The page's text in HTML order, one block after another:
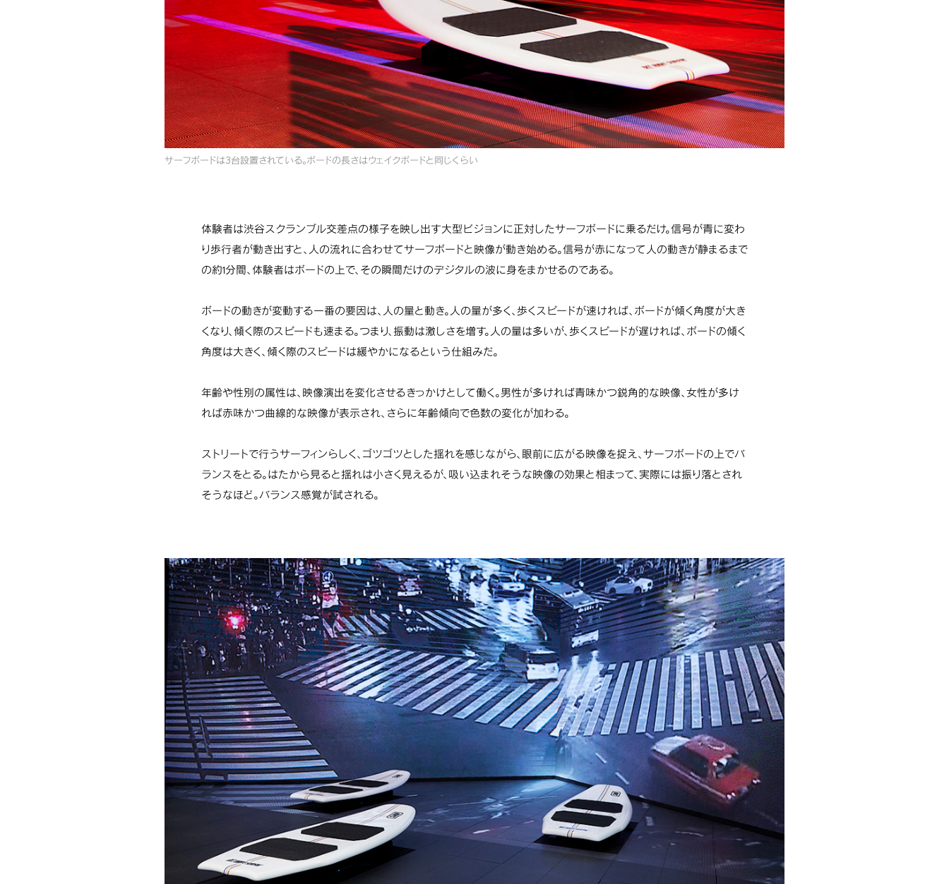
サーフボードは3台設置されている。ボードの長さはウェイクボードと同じくらい
体験者は渋谷スクランブル交差点の様子を映し出す大型ビジョンに正対したサーフボードに乗るだけ。信号が青に変わ
り歩行者が動き出すと、人の流れに合わせてサーフボードと映像が動き始める。信号が赤になって人の動きが静まるまで
の約1分間、体験者はボードの上で、その瞬間だけのデジタルの波に身をまかせるのである。
ボードの動きが変動する一番の要因は、人の量と動き。人の量が多く、歩くスピードが速ければ、ボードが傾く角度が大き
くなり、傾く際のスピードも速まる。つまり、振動は激しさを増す。人の量は多いが、歩くスピードが遅ければ、ボードの傾く
角度は大きく、傾く際のスピードは緩やかになるという仕組みだ。
年齢や性別の属性は、映像演出を変化させるきっかけとして働く。男性が多ければ青味かつ鋭角的な映像、女性が多け
れば赤味かつ曲線的な映像が表示され、さらに年齢傾向で色数の変化が加わる。
ストリートで行うサーフィンらしく、ゴツゴツとした揺れを感じながら、眼前に広がる映像を捉え、サーフボードの上でバ
ランスをとる。はたから見ると揺れは小さく見えるが、吸い込まれそうな映像の効果と相まって、実際には振り落とされ
そうなほど。バランス感覚が試される。